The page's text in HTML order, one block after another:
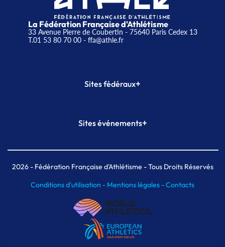
La Fédération Française d'Athlétisme
33 Avenue Pierre de Coubertin - 75640 Paris Cedex 13
T.01 53 80 70 00- ffa@athle.fr
Sites fédéraux+
Plateforme Formation
Sites événements+
Meeting de Paris indoor
MAIF Ekiden de Paris
2026- Fédération Française d'Athlétisme - Tous Droits Réservés
Conditions d'utilisation - Mentions légales -Contacts